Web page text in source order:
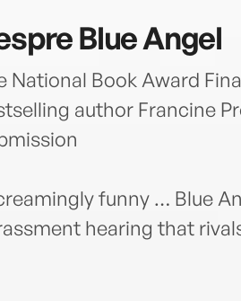
Blue Angel
National Book Award
author Francine
funny … Blue
hearing that